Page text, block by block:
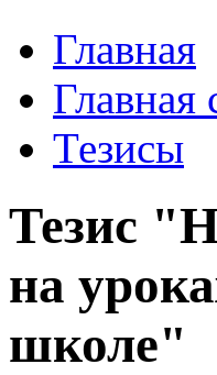
Главная
Главная
Тезисы
Тезис
на
школе"